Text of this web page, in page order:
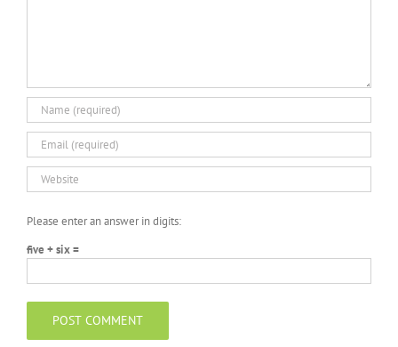
Please enter an answer in digits:
five + six =